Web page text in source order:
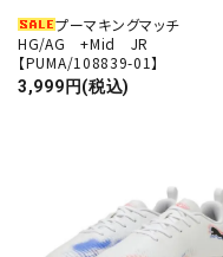
プーマキングマッチ
HG/AG +Mid JR
【PUMA/108839-01】
3,999円(税込)